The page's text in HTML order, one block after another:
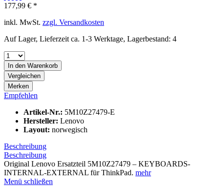
177,99 € *
inkl. MwSt. zzgl. Versandkosten
Auf Lager, Lieferzeit ca. 1-3 Werktage, Lagerbestand: 4
In den Warenkorb
Vergleichen
Merken
Empfehlen
Artikel-Nr.: 5M10Z27479-E
Hersteller: Lenovo
Layout: norwegisch
Beschreibung
Beschreibung
Original Lenovo Ersatzteil 5M10Z27479 – KEYBOARDS-
INTERNAL-EXTERNAL für ThinkPad. mehr
Menü schließen